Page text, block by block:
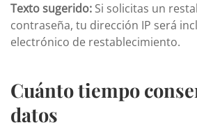
Texto sugerido: Si solicitas un
contraseña, tu dirección IP será
electrónico de restablecimiento.
Cuánto tiempo
datos